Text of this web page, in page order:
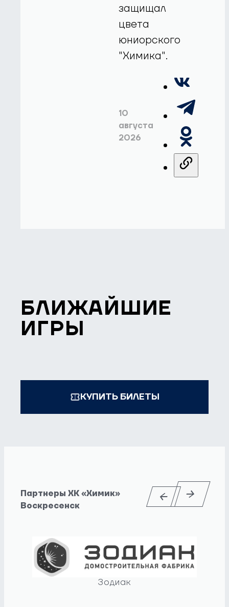
защищал
цвета
юниорского
"Химика".
10
августа
2026
БЛИЖАЙШИЕ
ИГРЫ
КУПИТЬ БИЛЕТЫ
Партнеры ХК «Химик»
Воскресенск
Зодиак